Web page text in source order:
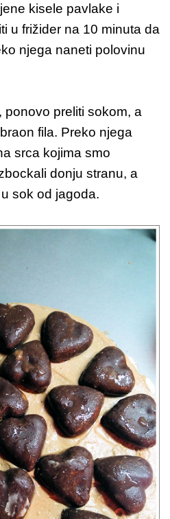
kisele pavlake i
u frižider na 10 minuta da
njega naneti polovinu
ponovo preliti sokom, a
fila. Preko njega
srca kojima smo
donju stranu, a
sok od jagoda.